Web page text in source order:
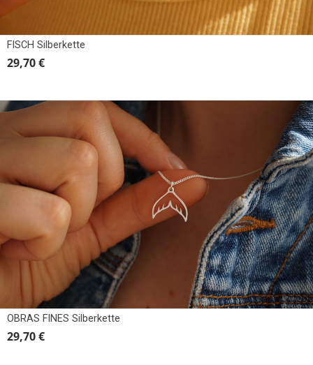
FISCH Silberkette
29,70 €
OBRAS FINES Silberkette
29,70 €